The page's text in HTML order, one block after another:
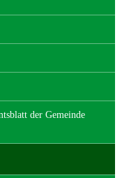
der Gemeinde